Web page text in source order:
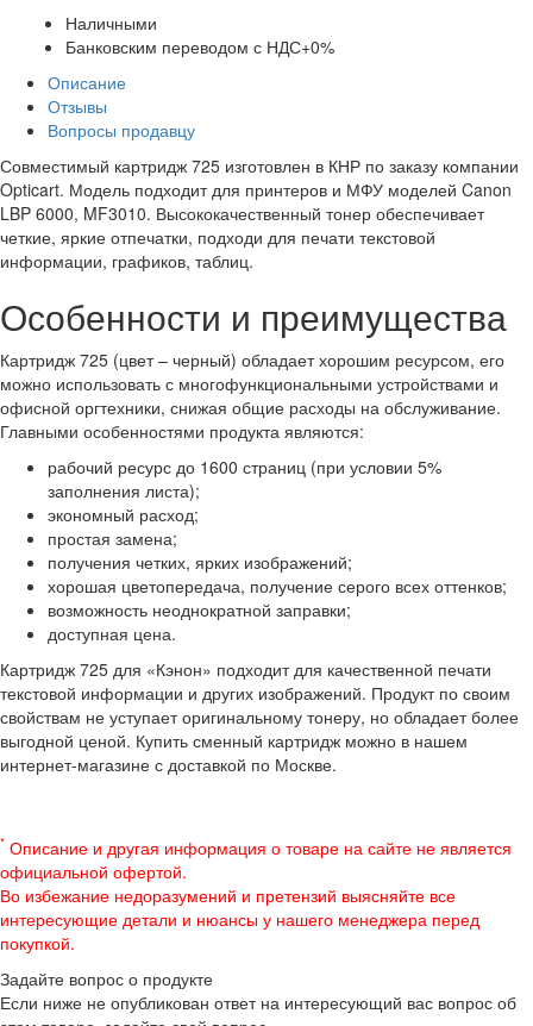
Наличными
Банковским переводом с НДС+0%
Описание
Отзывы
Вопросы продавцу
Совместимый картридж 725 изготовлен в КНР по заказу компании
Opticart. Модель подходит для принтеров и МФУ моделей Canon
LBP 6000, MF3010. Высококачественный тонер обеспечивает
четкие, яркие отпечатки, подходи для печати текстовой
информации, графиков, таблиц.
Особенности и преимущества
Картридж 725 (цвет – черный) обладает хорошим ресурсом, его
можно использовать с многофункциональными устройствами и
офисной оргтехники, снижая общие расходы на обслуживание.
Главными особенностями продукта являются:
рабочий ресурс до 1600 страниц (при условии 5%
заполнения листа);
экономный расход;
простая замена;
получения четких, ярких изображений;
хорошая цветопередача, получение серого всех оттенков;
возможность неоднократной заправки;
доступная цена.
Картридж 725 для «Кэнон» подходит для качественной печати
текстовой информации и других изображений. Продукт по своим
свойствам не уступает оригинальному тонеру, но обладает более
выгодной ценой. Купить сменный картридж можно в нашем
интернет-магазине с доставкой по Москве.
* Описание и другая информация о товаре на сайте не является
официальной офертой.
Во избежание недоразумений и претензий выясняйте все
интересующие детали и нюансы у нашего менеджера перед
покупкой.
Задайте вопрос о продукте
Если ниже не опубликован ответ на интересующий вас вопрос об